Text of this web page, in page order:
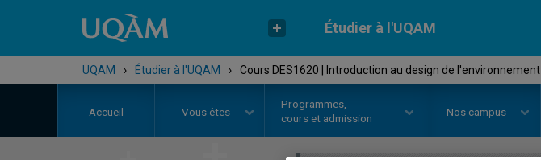
Étudier à l'UQAM
UQAM › Étudier à l'UQAM › Cours DES1620 | Introduction au design de l'environnement
Accueil Vous êtes
Programmes,
cours et admission
Nos campus